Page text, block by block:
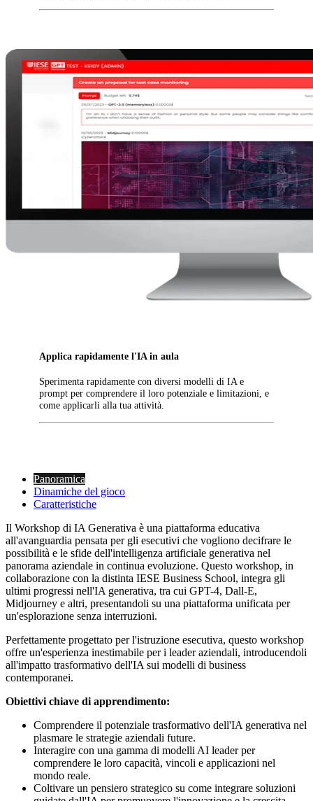
Applica rapidamente l'IA in aula
Sperimenta rapidamente con diversi modelli di IA e
prompt per comprendere il loro potenziale e limitazioni, e
come applicarli alla tua attività.
Panoramica
Dinamiche del gioco
Caratteristiche
Il Workshop di IA Generativa è una piattaforma educativa
all'avanguardia pensata per gli esecutivi che vogliono decifrare le
possibilità e le sfide dell'intelligenza artificiale generativa nel
panorama aziendale in continua evoluzione. Questo workshop, in
collaborazione con la distinta IESE Business School, integra gli
ultimi progressi nell'IA generativa, tra cui GPT-4, Dall-E,
Midjourney e altri, presentandoli su una piattaforma unificata per
un'esplorazione senza interruzioni.
Perfettamente progettato per l'istruzione esecutiva, questo workshop
offre un'esperienza inestimabile per i leader aziendali, introducendoli
all'impatto trasformativo dell'IA sui modelli di business
contemporanei.
Obiettivi chiave di apprendimento:
Comprendere il potenziale trasformativo dell'IA generativa nel
plasmare le strategie aziendali future.
Interagire con una gamma di modelli AI leader per
comprendere le loro capacità, vincoli e applicazioni nel
mondo reale.
Coltivare un pensiero strategico su come integrare soluzioni